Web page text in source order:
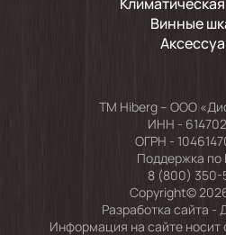
Винные
TM Hiberg – ООО
ИНН -
ОГРН -
Поддержка по
8 (800) 350-
Copyright©
Разработка сайта -
Информация на сайте носит